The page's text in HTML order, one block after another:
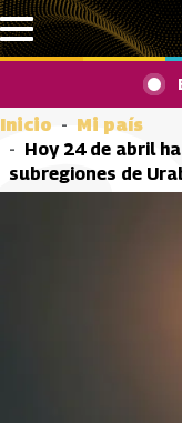
Pasar al contenido
Inicio
Mi país
Hoy 24 de abril
subregiones de